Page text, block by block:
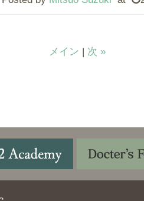
メイン | 次 »